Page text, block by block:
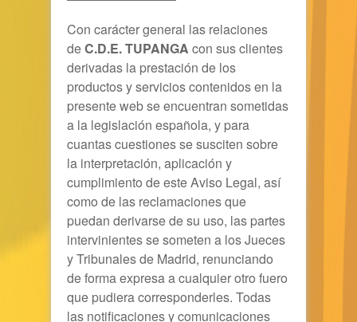
Con carácter general las relaciones
deC.D.E. TUPANGA con sus clientes
derivadas la prestación de los
productos y servicios contenidos en la
presente web se encuentran sometidas
a la legislación española, y para
cuantas cuestiones se susciten sobre
la interpretación, aplicación y
cumplimiento de este Aviso Legal, así
como de las reclamaciones que
puedan derivarse de su uso, las partes
intervinientes se someten a los Jueces
y Tribunales de Madrid, renunciando
de forma expresa a cualquier otro fuero
que pudiera corresponderles. Todas
las notificaciones y comunicaciones